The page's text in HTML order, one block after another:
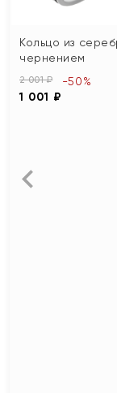
Кольцо из
чернением
2 001 ₽
1 001 ₽
-50%